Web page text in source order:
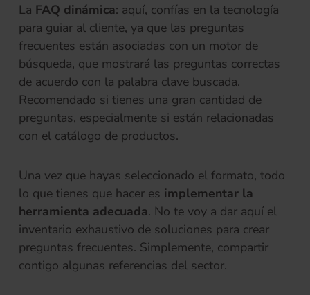
La FAQ dinámica: aquí, confías en la tecnología
para guiar al cliente, ya que las preguntas
frecuentes están asociadas con un motor de
búsqueda, que mostrará las preguntas correctas
de acuerdo con la palabra clave buscada.
Recomendado si tienes una gran cantidad de
preguntas, especialmente si están relacionadas
con el catálogo de productos.
Una vez que hayas seleccionado el formato, todo
lo que tienes que hacer es implementar la
herramienta adecuada. No te voy a dar aquí el
inventario exhaustivo de soluciones para crear
preguntas frecuentes. Simplemente, compartir
contigo algunas referencias del sector.